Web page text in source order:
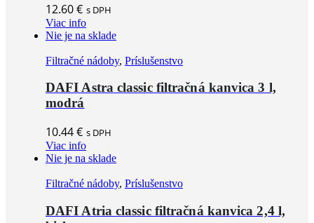
12.60€ s DPH
Viac info
Nie je na sklade
Filtračné nádoby, Príslušenstvo
DAFI Astra classic filtračná kanvica 3 l,
modrá
10.44€ s DPH
Viac info
Nie je na sklade
Filtračné nádoby, Príslušenstvo
DAFI Atria classic filtračná kanvica 2,4 l,